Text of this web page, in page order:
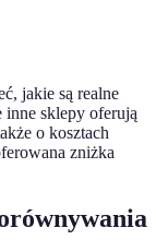
jakie są realne
inne sklepy oferują
o kosztach
zniżka